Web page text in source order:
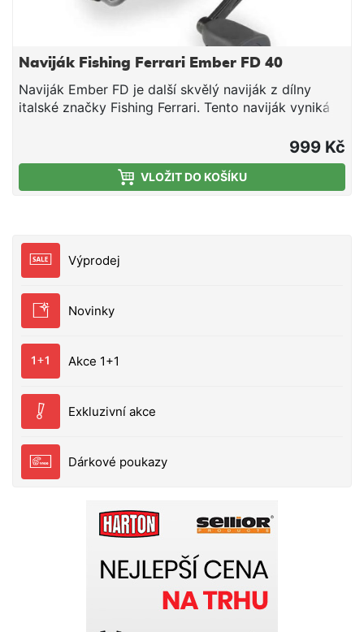
Výprodej
Novinky
Akce 1+1
Exkluzivní akce
Dárkové poukazy
Naviják Fishing Ferrari Ember FD 40
Naviják Ember FD je další skvělý naviják z dílny
italské značky Fishing Ferrari. Tento naviják vyniká
CNC kovovou kličkou. 3+1 ložiska zajišťují plynulý a
hladký chod tohoto lehkého a odolného navijáku.
Ideální naviják pro lov na přívlač a na feeder.
Technické parametry: Hmotnost:280 g Počet
999 Kč
VLOŽIT DO KOŠÍKU